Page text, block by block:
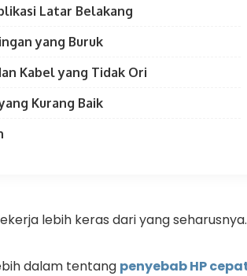
Latar Belakang
yang Buruk
Kabel yang Tidak Ori
Kurang Baik
lebih keras dari yang seharusnya.
dalam tentang penyebab HP